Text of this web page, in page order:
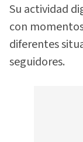
Su actividad
con
diferentes
seguidores.